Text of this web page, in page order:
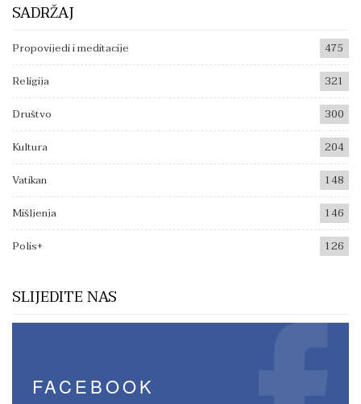
SADRŽAJ
Propovijedi i meditacije
475
Religija
321
Društvo
300
Kultura
204
Vatikan
148
Mišljenja
146
Polis+
126
SLIJEDITE NAS
FACEBOOK